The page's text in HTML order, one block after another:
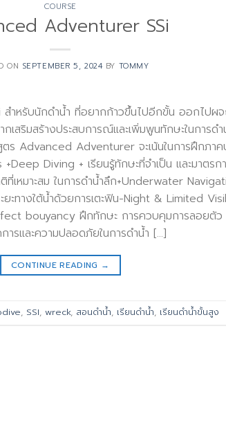
COURSE
Adventurer SSi
ON SEPTEMBER 5, 2024BY TOMMY
หรับนักดำน้ำ ที่อยากก้าวขึ้นไปอีกขั้น ออกไปผจ
ริมสร้างประสบการณ์และเพิ่มพูนทักษะในการดำ
Advanced Adventurer จะเน้นในการฝึกภาค
Diving + เรียนรู้ทักษะที่จำเป็น และมาตรก
เหมาะสม ในการดำน้ำลึก+Underwater
ยะทางใต้น้ำด้วยการเตะฟิน-Night & Limited
bouyancy ฝึกทักษะ การควบคุมการลอยตัว
รและความปลอดภัยในการดำน้ำ […]
CONTINUE READING →
, SSI, wreck, สอนดำน้ำ, เรียนดำน้ำ, เรียนดำน้ำขั้นสูง